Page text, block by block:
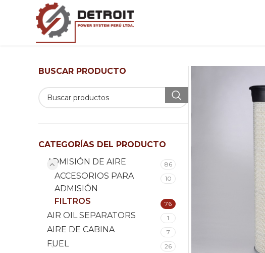
BUSCAR PRODUCTO
CATEGORÍAS DEL PRODUCTO
ADMISIÓN DE AIRE
86
ACCESORIOS PARA
ADMISIÓN
10
FILTROS 76
AIR OIL SEPARATORS 1
AIRE DE CABINA 7
FUEL 26